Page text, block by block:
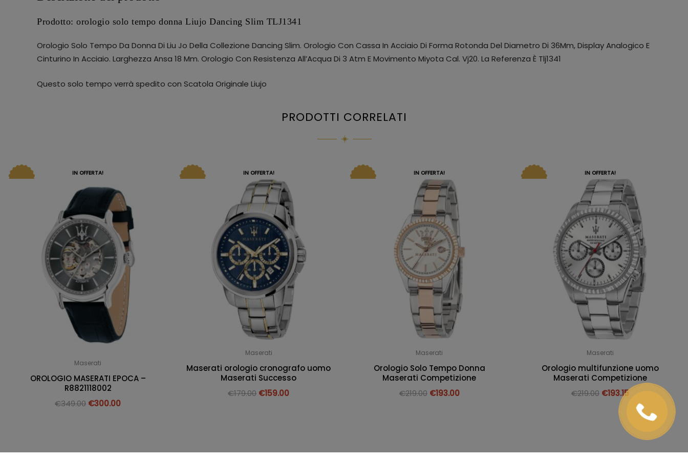
Prodotto: orologio solo tempo donna Liujo Dancing Slim TLJ1341
Orologio Solo Tempo Da Donna Di Liu Jo Della Collezione Dancing Slim. Orologio Con Cassa In Acciaio Di Forma Rotonda Del Diametro Di 36Mm, Display Analogico E
Cinturino In Acciaio. Larghezza Ansa 18 Mm. Orologio Con Resistenza All’Acqua Di 3 Atm E Movimento Miyota Cal. Vj20. La Referenza È Tlj1341
Questo solo tempo verrà spedito con Scatola Originale Liujo
PRODOTTI CORRELATI
IN OFFERTA!
Maserati
OROLOGIO MASERATI EPOCA –
R8821118002
€349.00 €300.00
IN OFFERTA!
Maserati
Maserati orologio cronografo uomo
Maserati Successo
€179.00 €159.00
IN OFFERTA!
Maserati
Orologio Solo Tempo Donna
Maserati Competizione
€219.00 €193.00
IN OFFERTA!
Maserati
Orologio multifunzione uomo
Maserati Competizione
€219.00 €193.15